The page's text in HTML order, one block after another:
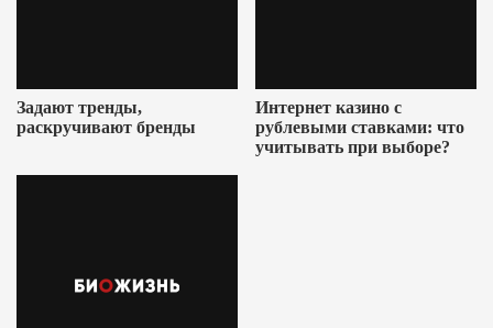
Задают тренды,
раскручивают бренды
Интернет казино с
рублевыми ставками: что
учитывать при выборе?